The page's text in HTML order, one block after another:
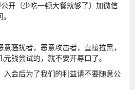
开（少吃一顿大餐就够了）加微信
骚扰者，恶意攻击者，直接拉黑，
钱尝试的，就不要开尊口了。
入会后为了我们的利益请不要随意公